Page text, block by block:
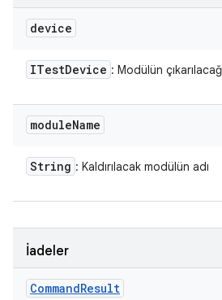
device
ITestDevice : Modülün
moduleName
String : Kaldırılacak modülün adı
İadeler
CommandResult